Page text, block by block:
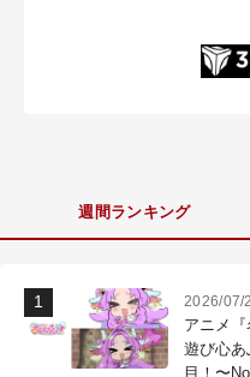
週間ランキング
2026/07/
アニメ
遊び心
目！〜